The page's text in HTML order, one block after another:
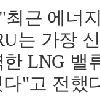
근 에너
는 가장
LNG 밸
"고 전했